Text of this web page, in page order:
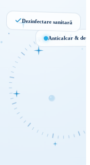
Igienă &
prospețime
ANTICALCAR ·
DEZINFECTARE
Anticalcar &
Dezinfectare sanitară